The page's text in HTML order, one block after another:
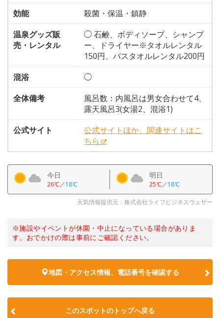
効能
殺菌・保温・鎮静
温泉グッズ販
売・レンタル
◯ 石鹸、ボディソープ、シャンプ
ー、ドライヤー※タオルレンタル
150円、バスタオルレンタル200円
混浴
◯
全体備考
風呂数：内風呂は男女合わせて4、
露天風呂3(女湯2、混浴1)
公式サイト
公式サイトほか、関連サイトはこ
ちら
今日
26℃／18℃
明日
25℃／18℃
天気情報提供元：株式会社ライフビジネスウェザー
※施設やイベントが休園・中止になっている場合がありま
す。おでかけの際は事前にご確認ください。
地図・アクセス情報、電話番号を確認する
このスポットのトップへ戻る